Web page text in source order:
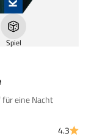
Spiel
eine Nacht
4.3